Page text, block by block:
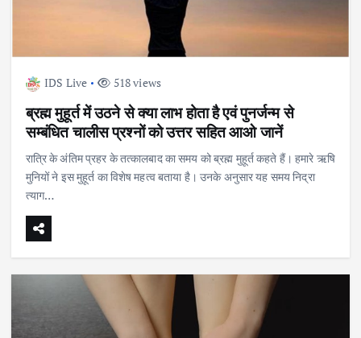
IDS Live 518 views
ब्रह्म मुहूर्त में उठने से क्या लाभ होता है एवं पुनर्जन्म से
सम्बंधित चालीस प्रश्नों को उत्तर सहित आओ जानें
रात्रि के अंतिम प्रहर के तत्कालबाद का समय को ब्रह्म मुहूर्त कहते हैं। हमारे ऋषि
मुनियों ने इस मुहूर्त का विशेष महत्व बताया है। उनके अनुसार यह समय निद्रा
त्याग…